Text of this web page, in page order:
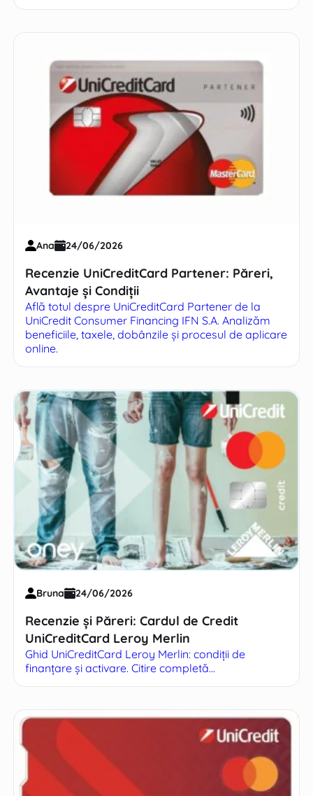
Ana 24/06/2026
Recenzie UniCreditCard Partener: Păreri,
Avantaje și Condiții
Află totul despre UniCreditCard Partener de la
UniCredit Consumer Financing IFN S.A. Analizăm
beneficiile, taxele, dobânzile și procesul de aplicare
online.
Bruna 24/06/2026
Recenzie și Păreri: Cardul de Credit
UniCreditCard Leroy Merlin
Ghid UniCreditCard Leroy Merlin: condiții de
finanțare și activare. Citire completă...